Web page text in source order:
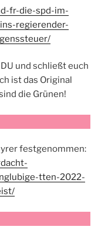
fr-die-spd-im-
regierender-
und schließt euch
ist das Original
die Grünen!
festgenommen:
tten-2022-